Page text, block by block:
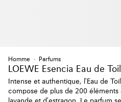
Homme Parfums
LOEWE Esencia Eau de
Intense et authentique, l'Eau de
compose de plus de 200